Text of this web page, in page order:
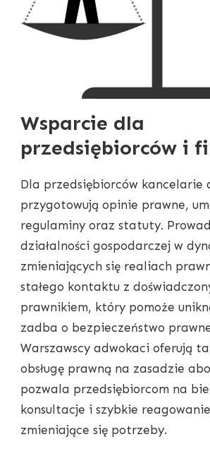
Wsparcie dla
przedsiębiorców i
Dla przedsiębiorców kancelarie
przygotowują opinie prawne,
regulaminy oraz statuty.
działalności gospodarczej w
zmieniających się realiach
stałego kontaktu z
prawnikiem, który pomoże
zadba o bezpieczeństwo
Warszawscy adwokaci oferują
obsługę prawną na zasadzie
pozwala przedsiębiorcom na
konsultacje i szybkie
zmieniające się potrzeby.